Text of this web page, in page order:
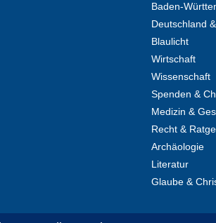
Baden-
Deutschland
Blaulicht
Wirtschaft
Wissenschaft
Spenden &
Medizin &
Recht &
Archäologie
Literatur
Glaube &